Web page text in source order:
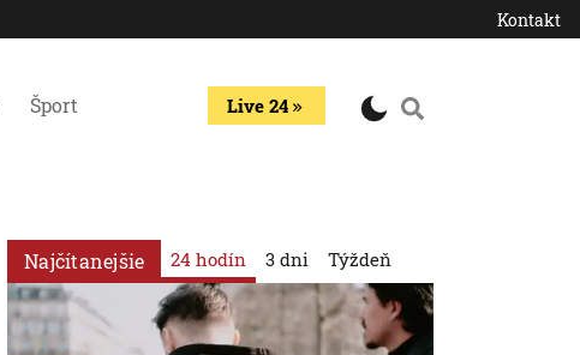
Kontakt
Šport Live 24
Najčítanejšie 24 hodín 3 dni Týždeň